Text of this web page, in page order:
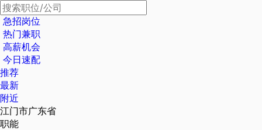
急招岗位
热门兼职
高薪机会
今日速配
推荐
最新
附近
江门市广东省
职能